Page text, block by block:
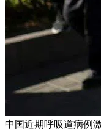
中国近期呼吸道病例